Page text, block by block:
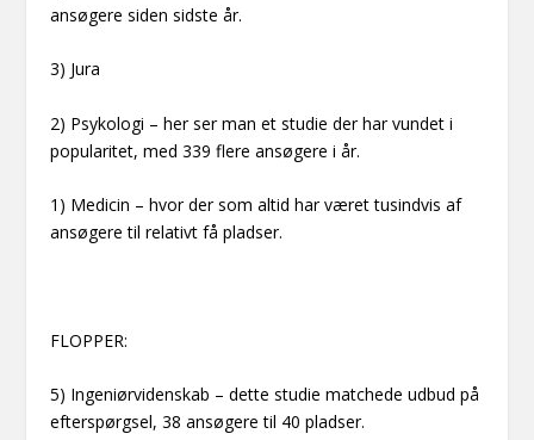
ansøgere siden sidste år.
3) Jura
2) Psykologi – her ser man et studie der har vundet i
popularitet, med 339 flere ansøgere i år.
1) Medicin – hvor der som altid har været tusindvis af
ansøgere til relativt få pladser.
FLOPPER:
5) Ingeniørvidenskab – dette studie matchede udbud på
efterspørgsel, 38 ansøgere til 40 pladser.